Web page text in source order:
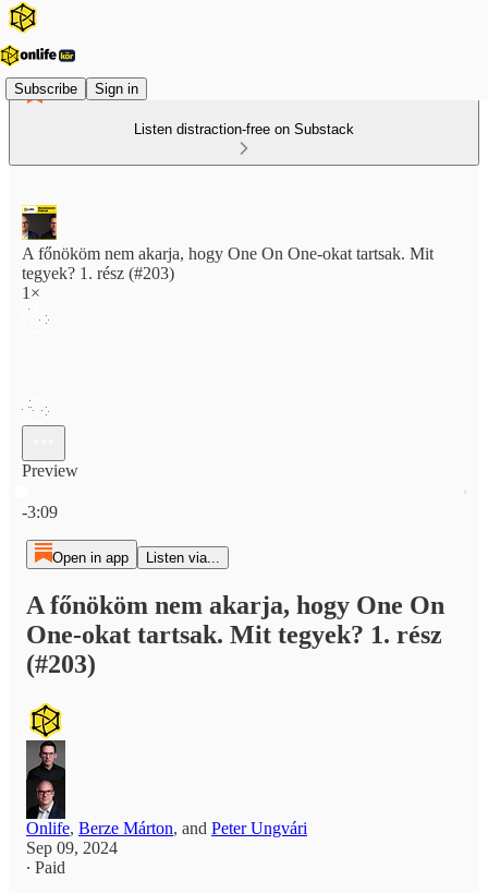
Subscribe Sign in
Listen distraction-free on Substack
A főnököm nem akarja, hogy One On One-okat tartsak. Mit
tegyek? 1. rész (#203)
1×
Preview
-3:09
Open in app Listen via...
A főnököm nem akarja, hogy One On
One-okat tartsak. Mit tegyek? 1. rész
(#203)
Onlife, Berze Márton, and Peter Ungvári
Sep 09, 2024
∙ Paid